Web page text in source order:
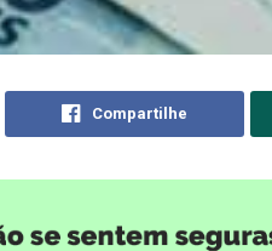
Compartilhe